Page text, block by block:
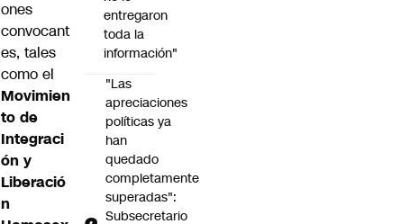
ones
convocant
es, tales
como el
Movimien
to de
Integraci
ón y
Liberació
n
entregaron
toda la
información"
"Las
apreciaciones
políticas ya
han
quedado
completamente
superadas":
Subsecretario